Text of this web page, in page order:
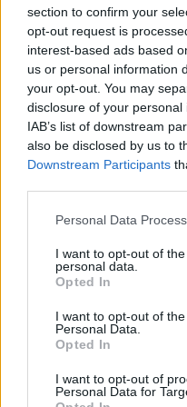
section to confirm your
opt-out request is
interest-based ads based
us or personal information
your opt-out. You may
disclosure of your
IAB’s list of downstream
also be disclosed by us to
Downstream Participants
Personal Data
I want to opt-out of
personal data.
Opted In
I want to opt-out of
Personal Data.
Opted In
I want to opt-out of
Personal Data for
SHOWBIZ
Παυλίνα Βουλγαράκη: Η
στιγμή με την κόρη της
ξεχώρισε – Η Ερωφίλη
παράσταση
SHOWBIZ
«Ευλογία τα παιδιά» -
φωτό του Γονίδη με την
SHOWBIZ
ψηλά – Η πτήση με
Μεξικό
Μοτζτάμπα Χαμενεΐ:
βίντεο που δείχνει